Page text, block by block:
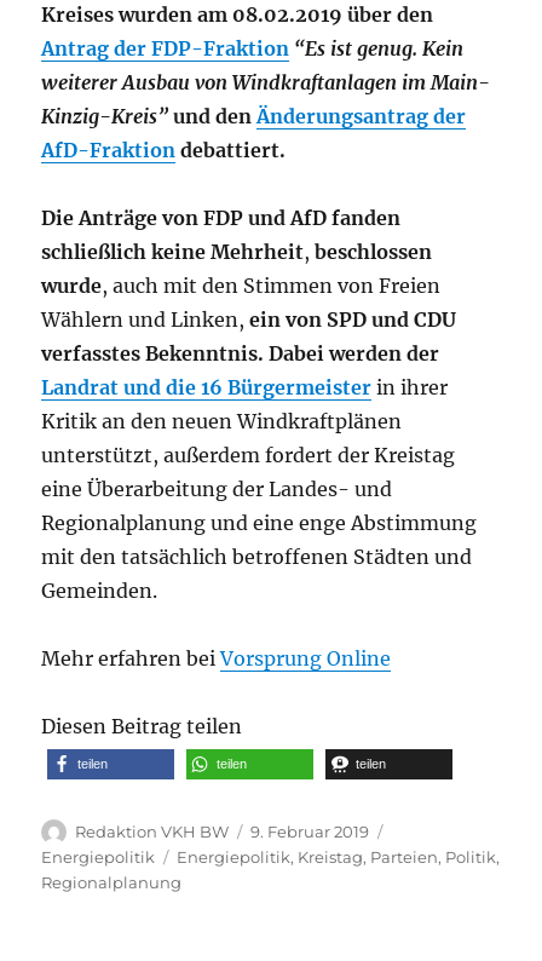
Kreises wurden am 08.02.2019 über den
Antrag der FDP-Fraktion “Es ist genug. Kein
weiterer Ausbau von Windkraftanlagen im Main-
Kinzig-Kreis” und denÄnderungsantrag der
AfD-Fraktion debattiert.
Die Anträge von FDP und AfD fanden
schließlich keine Mehrheit,beschlossen
wurde, auch mit den Stimmen von Freien
Wählern und Linken,ein von SPD und CDU
verfasstes Bekenntnis. Dabei werden der
Landrat und die 16 Bürgermeister in ihrer
Kritik an den neuen Windkraftplänen
unterstützt, außerdem fordert der Kreistag
eine Überarbeitung der Landes- und
Regionalplanung und eine enge Abstimmung
mit den tatsächlich betroffenen Städten und
Gemeinden.
Mehr erfahren beiVorsprung Online
Diesen Beitrag teilen
teilen teilen teilen
Autor
Redaktion VKH BW
Veröffentlicht
am
9. Februar 2019
Energiepolitik
Schlagwörter
Energiepolitik, Kreistag, Parteien, Politik,
Regionalplanung